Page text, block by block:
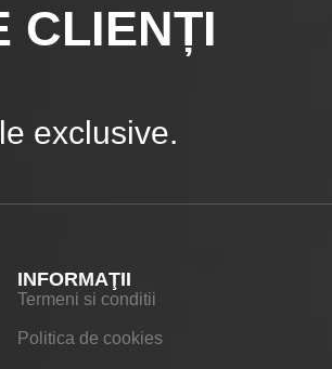
CLIENȚI
exclusive.
INFORMAŢII
Termeni si conditii
Politica de cookies